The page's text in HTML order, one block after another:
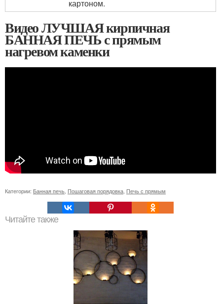
картоном.
Видео ЛУЧШАЯ кирпичная
БАННАЯ ПЕЧЬ с прямым
нагревом каменки
Категории: Банная печь Пошаговая порядовка Печь с прямым
Читайте также